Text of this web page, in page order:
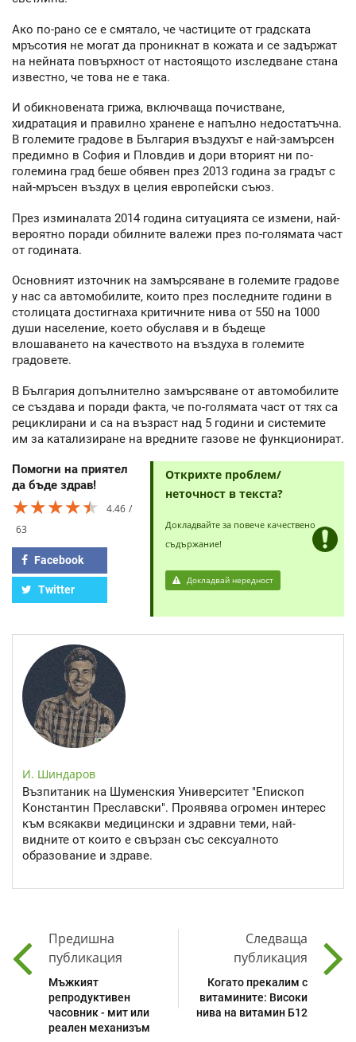
Ако по-рано се е смятало, че частиците от градската
мръсотия не могат да проникнат в кожата и се задържат
на нейната повърхност от настоящото изследване стана
известно, че това не е така.
И обикновената грижа, включваща почистване,
хидратация и правилно хранене е напълно недостатъчна.
В големите градове в България въздухът е най-замърсен
предимно в София и Пловдив и дори вторият ни по-
големина град беше обявен през 2013 година за градът с
най-мръсен въздух в целия европейски съюз.
През изминалата 2014 година ситуацията се измени, най-
вероятно поради обилните валежи през по-голямата част
от годината.
Основният източник на замърсяване в големите градове
у нас са автомобилите, които през последните години в
столицата достигнаха критичните нива от 550 на 1000
души население, което обуславя и в бъдеще
влошаването на качеството на въздуха в големите
градовете.
В България допълнително замърсяване от автомобилите
се създава и поради факта, че по-голямата част от тях са
рециклирани и са на възраст над 5 години и системите
им за катализиране на вредните газове не функционират.
Помогни на приятел
да бъде здрав!
★★★★★
★★★★★
★★★★★
4.46
63
Facebook
Twitter
Открихте проблем/
неточност в текста?
Докладвайте за повече качествено
съдържание!
Докладвай нередност
И. Шиндаров
Възпитаник на Шуменския Университет "Епископ
Константин Преславски". Проявява огромен интерес
към всякакви медицински и здравни теми, най-
видните от които е свързан със сексуалното
образование и здраве.
Предишна
публикация
Мъжкият
репродуктивен
часовник - мит или
реален механизъм
Следваща
публикация
Когато прекалим с
витамините: Високи
нива на витамин Б12